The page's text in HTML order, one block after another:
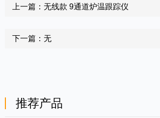
上一篇：无线款 9通道炉温跟踪仪
下一篇：无
推荐产品